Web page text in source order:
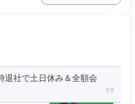
退社で土日休み＆全額会